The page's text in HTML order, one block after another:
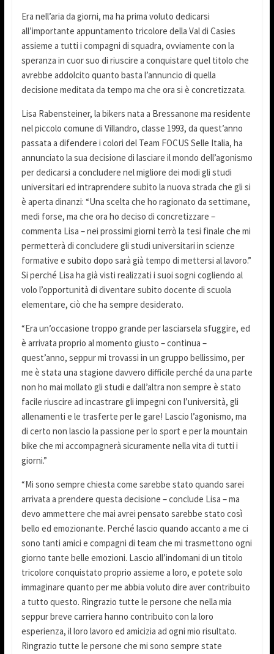
Era nell’aria da giorni, ma ha prima voluto dedicarsi
all’importante appuntamento tricolore della Val di Casies
assieme a tutti i compagni di squadra, ovviamente con la
speranza in cuor suo di riuscire a conquistare quel titolo che
avrebbe addolcito quanto basta l’annuncio di quella
decisione meditata da tempo ma che ora si è concretizzata.
Lisa Rabensteiner, la bikers nata a Bressanone ma residente
nel piccolo comune di Villandro, classe 1993, da quest’anno
passata a difendere i colori del Team FOCUS Selle Italia, ha
annunciato la sua decisione di lasciare il mondo dell’agonismo
per dedicarsi a concludere nel migliore dei modi gli studi
universitari ed intraprendere subito la nuova strada che gli si
è aperta dinanzi: “Una scelta che ho ragionato da settimane,
medi forse, ma che ora ho deciso di concretizzare –
commenta Lisa – nei prossimi giorni terrò la tesi finale che mi
permetterà di concludere gli studi universitari in scienze
formative e subito dopo sarà già tempo di mettersi al lavoro.”
Si perché Lisa ha già visti realizzati i suoi sogni cogliendo al
volo l’opportunità di diventare subito docente di scuola
elementare, ciò che ha sempre desiderato.
“Era un’occasione troppo grande per lasciarsela sfuggire, ed
è arrivata proprio al momento giusto – continua –
quest’anno, seppur mi trovassi in un gruppo bellissimo, per
me è stata una stagione davvero difficile perché da una parte
non ho mai mollato gli studi e dall’altra non sempre è stato
facile riuscire ad incastrare gli impegni con l’università, gli
allenamenti e le trasferte per le gare! Lascio l’agonismo, ma
di certo non lascio la passione per lo sport e per la mountain
bike che mi accompagnerà sicuramente nella vita di tutti i
giorni.”
“Mi sono sempre chiesta come sarebbe stato quando sarei
arrivata a prendere questa decisione – conclude Lisa – ma
devo ammettere che mai avrei pensato sarebbe stato così
bello ed emozionante. Perché lascio quando accanto a me ci
sono tanti amici e compagni di team che mi trasmettono ogni
giorno tante belle emozioni. Lascio all’indomani di un titolo
tricolore conquistato proprio assieme a loro, e potete solo
immaginare quanto per me abbia voluto dire aver contribuito
a tutto questo. Ringrazio tutte le persone che nella mia
seppur breve carriera hanno contribuito con la loro
esperienza, il loro lavoro ed amicizia ad ogni mio risultato.
Ringrazio tutte le persone che mi sono sempre state